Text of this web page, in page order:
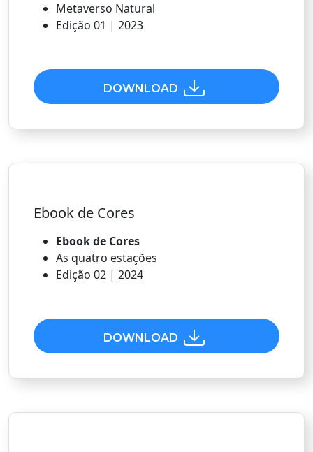
Metaverso Natural
Edição 01 | 2023
DOWNLOAD
Ebook de Cores
Ebook de Cores
As quatro estações
Edição 02 | 2024
DOWNLOAD